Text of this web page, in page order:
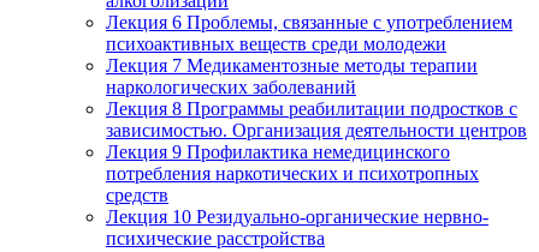
Лекция 6 Проблемы, связанные с употреблением
психоактивных веществ среди молодежи
Лекция 7 Медикаментозные методы терапии
наркологических заболеваний
Лекция 8 Программы реабилитации подростков с
зависимостью. Организация деятельности центров
Лекция 9 Профилактика немедицинского
потребления наркотических и психотропных
средств
Лекция 10 Резидуально-органические нервно-
психические расстройства